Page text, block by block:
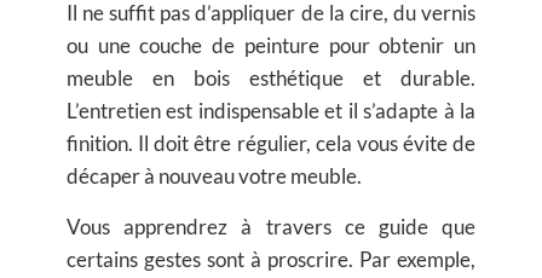
Il ne suffit pas d’appliquer de la cire, du vernis
ou une couche de peinture pour obtenir un
meuble en bois esthétique et durable.
L’entretien est indispensable et il s’adapte à la
finition. Il doit être régulier, cela vous évite de
décaper à nouveau votre meuble.
Vous apprendrez à travers ce guide que
certains gestes sont à proscrire. Par exemple,